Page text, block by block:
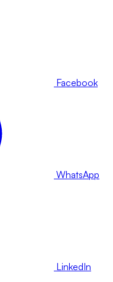
Facebook
WhatsApp
LinkedIn